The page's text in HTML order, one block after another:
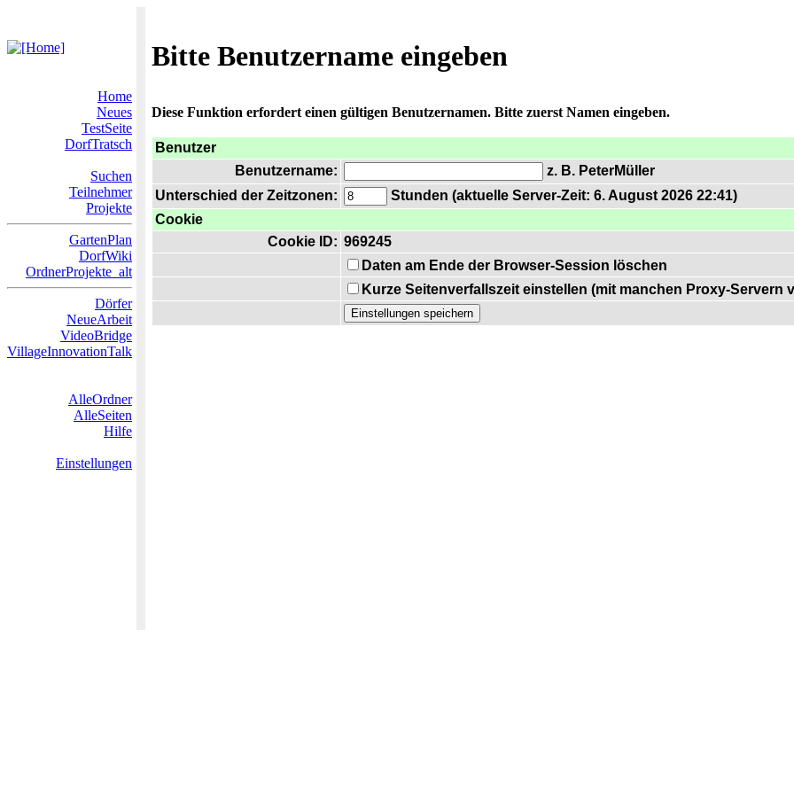
Bitte Benutzername eingeben
Home
Neues
TestSeite
DorfTratsch
Suchen
Teilnehmer
Projekte
GartenPlan
DorfWiki
OrdnerProjekte_alt
Dörfer
NeueArbeit
VideoBridge
VillageInnovationTalk
AlleOrdner
AlleSeiten
Hilfe
Einstellungen
Diese Funktion erfordert einen gültigen Benutzernamen. Bitte zuerst Namen eingeben.
Benutzer
Benutzername:
z. B. PeterMüller
Unterschied der Zeitzonen:
Stunden (aktuelle Server-Zeit: 6. August 2026 22:41)
Cookie
Cookie ID: 969245
Daten am Ende der Browser-Session löschen
Kurze Seitenverfallszeit einstellen (mit manchen Proxy-Servern